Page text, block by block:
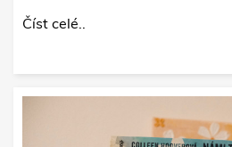
Číst celé..